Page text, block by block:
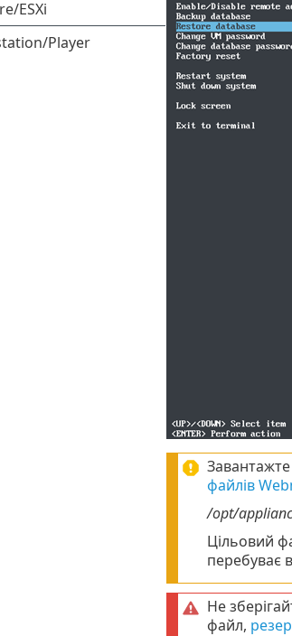
файлів
/opt/
Цільовий
перебуває
Не
файл,